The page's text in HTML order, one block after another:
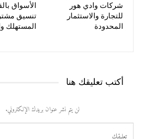
شركات وادي هور
للتجارة والاستثمار
المحدودة
الأسواق
تنسيق
المستهلك
أكتب تعليقك هنا
لن يتم نشر عنوان بريدك الإلكتروني.